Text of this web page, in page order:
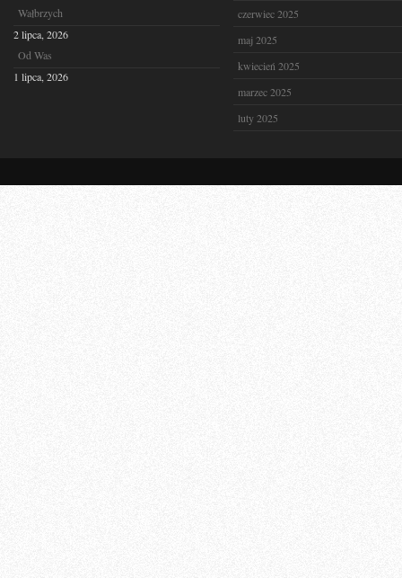
Wałbrzych
2 lipca, 2026
Od Was
1 lipca, 2026
czerwiec 2025
maj 2025
kwiecień 2025
marzec 2025
luty 2025